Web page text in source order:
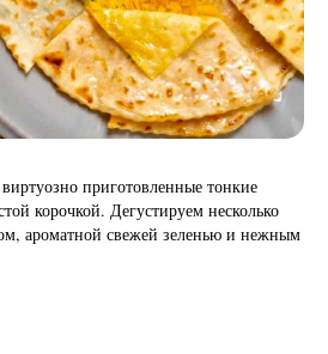
приготовленные тонкие
корочкой. Дегустируем несколько
ароматной свежей зеленью и нежным